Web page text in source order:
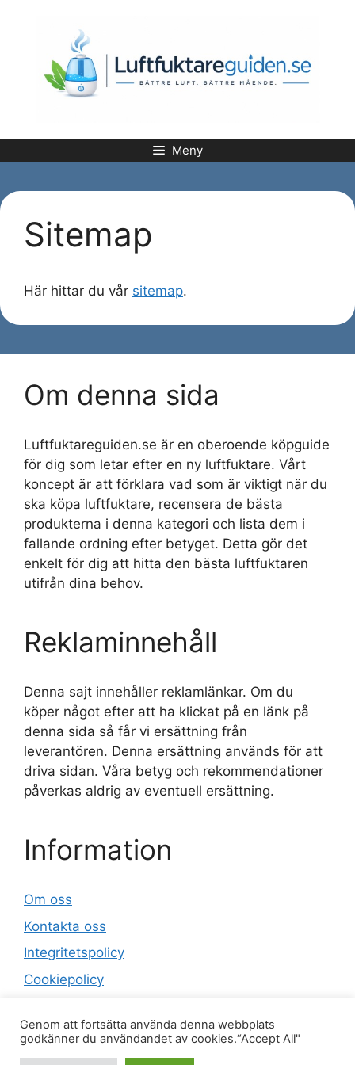
Meny
Sitemap
Här hittar du vår sitemap.
Om denna sida
Luftfuktareguiden.se är en oberoende köpguide
för dig som letar efter en ny luftfuktare. Vårt
koncept är att förklara vad som är viktigt när du
ska köpa luftfuktare, recensera de bästa
produkterna i denna kategori och lista dem i
fallande ordning efter betyget. Detta gör det
enkelt för dig att hitta den bästa luftfuktaren
utifrån dina behov.
Reklaminnehåll
Denna sajt innehåller reklamlänkar. Om du
köper något efter att ha klickat på en länk på
denna sida så får vi ersättning från
leverantören. Denna ersättning används för att
driva sidan. Våra betyg och rekommendationer
påverkas aldrig av eventuell ersättning.
Information
Om oss
Kontakta oss
Integritetspolicy
Cookiepolicy
Genom att fortsätta använda denna webbplats
godkänner du användandet av cookies.“Accept All"